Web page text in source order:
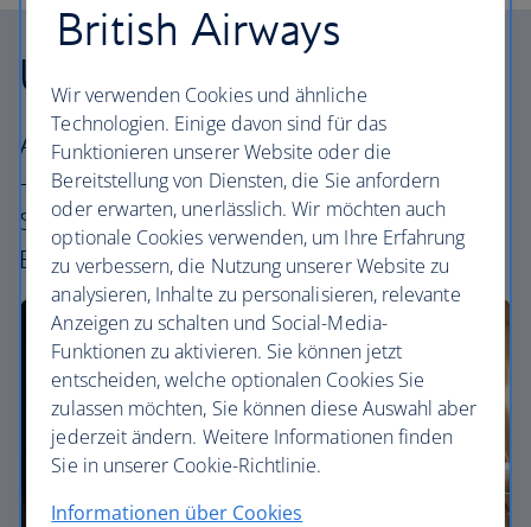
Unsere Reiseklassen
Alle unsere Tarife bieten ein ausgezeichnetes
– und einzigartig britisches – Erlebnis. Wählen
Sie Ihre perfekte Art zu fliegen – von
Economy bis First.
British Airways
Wir verwenden Cookies und ähnliche
Technologien. Einige davon sind für das
Funktionieren unserer Website oder die
Bereitstellung von Diensten, die Sie anfordern
oder erwarten, unerlässlich. Wir möchten auch
optionale Cookies verwenden, um Ihre Erfahrung
zu verbessern, die Nutzung unserer Website zu
analysieren, Inhalte zu personalisieren, relevante
Anzeigen zu schalten und Social-Media-
Funktionen zu aktivieren. Sie können jetzt
entscheiden, welche optionalen Cookies Sie
zulassen möchten, Sie können diese Auswahl aber
jederzeit ändern. Weitere Informationen finden
Sie in unserer Cookie-Richtlinie.
Informationen über Cookies